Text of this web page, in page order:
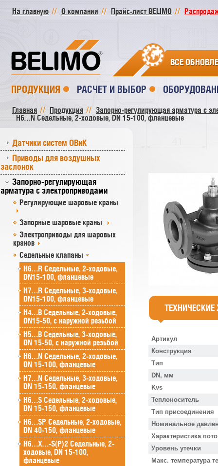
На главную О компании Прайс-лист BELIMO
ВСЕ
ПРОДУКЦИЯ РАСЧЕТ И ВЫБОР
Главная Продукция
Запорно-регулирующая арматура с
H6…N Седельные, 2-ходовые, DN 15-100, фланцевые
Датчики систем ОВиК
Приводы для воздушных
заслонок
Запорно-регулирующая
арматура с электроприводами
Регулирующие шаровые краны
Запорные шаровые краны
Электроприводы для шаровых
кранов
Седельные клапаны
H6…R Седельные, 2-ходовые,
DN15-100, фланцевые
H7…R Седельные, 3-ходовые,
DN15-100, фланцевые
H4…B Седельные, 2-ходовые,
DN15-50, с наружной резьбой
H5…B Седельные, 3-ходовые,
DN 15-50, с наружной резьбой
H6…N Седельные, 2-ходовые,
DN 15-100, фланцевые
H7…N Седельные, 3-ходовые,
DN 15-150, фланцевые
H6…S Седельные, 2-ходовые,
DN 15-150, фланцевые
H6…SP Седельные, 2-ходовые,
DN 40-150, фланцевые
H6…X…-S(P)2 Седельные, 2-
ходовые, DN 15-100,
фланцевые
Артикул
Конструкция
Тип
DN, мм
Kvs
Теплоноситель
Тип присоединения
Номинальное
Характеристика
Уровень утечки
Макс. температура